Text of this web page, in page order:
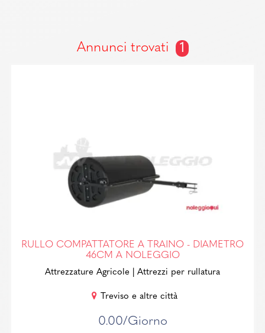
Annunci trovati 1
RULLO COMPATTATORE A TRAINO - DIAMETRO
46CM A NOLEGGIO
Attrezzature Agricole | Attrezzi per rullatura
Treviso e altre città
0.00/Giorno